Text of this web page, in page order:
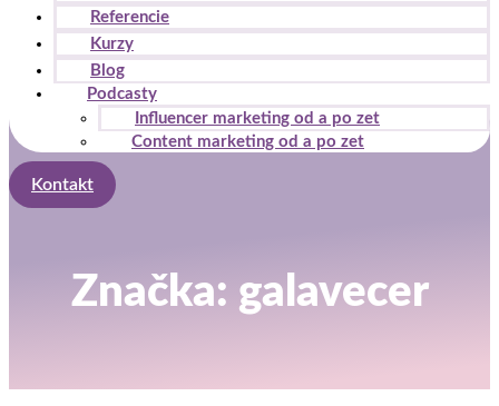
Referencie
Kurzy
Blog
Podcasty
Influencer marketing od a po zet
Content marketing od a po zet
Kontakt
Značka: galavecer